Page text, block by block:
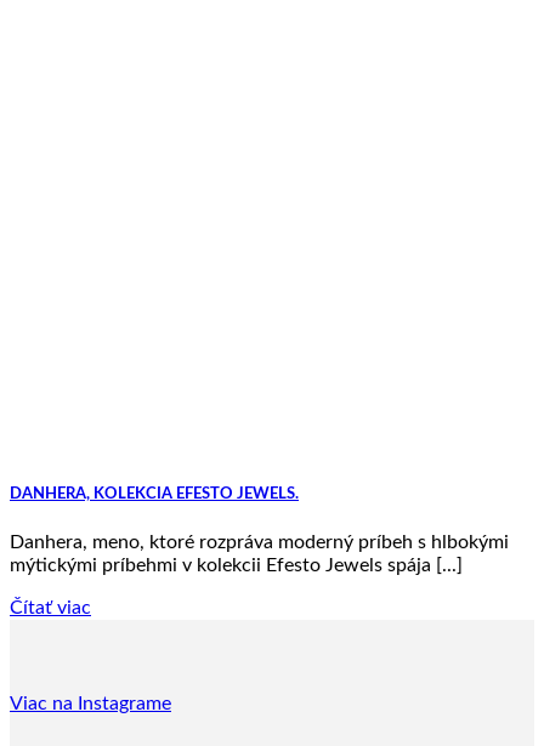
DANHERA, KOLEKCIA EFESTO JEWELS.
Danhera, meno, ktoré rozpráva moderný príbeh s hlbokými
mýtickými príbehmi v kolekcii Efesto Jewels spája [...]
Čítať viac
Viac na Instagrame